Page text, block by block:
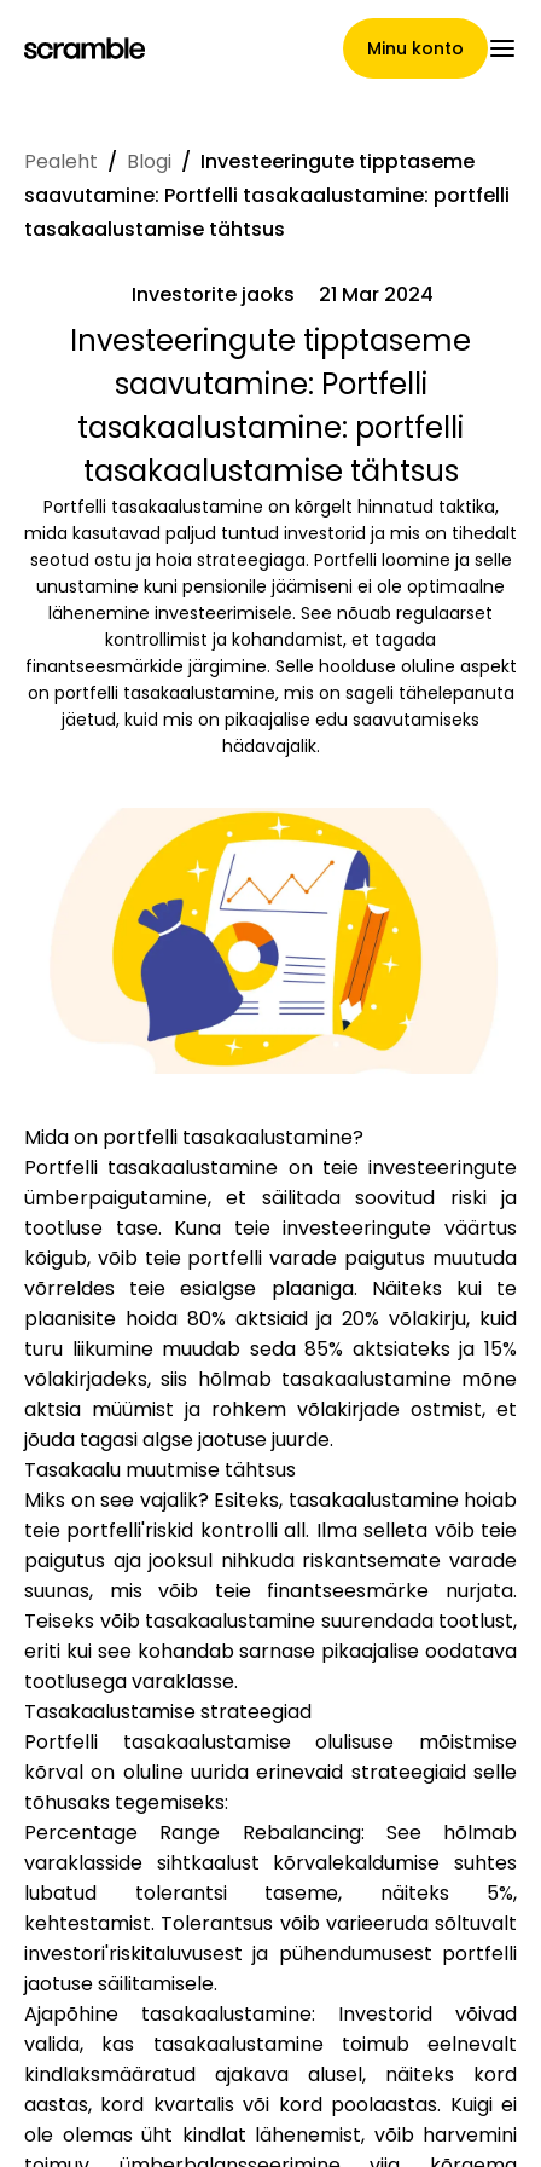
Minu konto
Pealeht
Nõuete loovutamise
tingimused
Brändide galerii
Brändi valik
Kalkulaatorid
Blogi
Võta meiega ühendust
Hankige rahastust
ask@scrambleup.com
+372 712 2955
Pealeht / Blogi / Investeeringute tipptaseme
saavutamine: Portfelli tasakaalustamine: portfelli
tasakaalustamise tähtsus
Investorite jaoks 21 Mar 2024
Investeeringute tipptaseme
saavutamine: Portfelli
tasakaalustamine: portfelli
tasakaalustamise tähtsus
Portfelli tasakaalustamine on kõrgelt hinnatud taktika,
mida kasutavad paljud tuntud investorid ja mis on tihedalt
seotud ostu ja hoia strateegiaga. Portfelli loomine ja selle
unustamine kuni pensionile jäämiseni ei ole optimaalne
lähenemine investeerimisele. See nõuab regulaarset
kontrollimist ja kohandamist, et tagada
finantseesmärkide järgimine. Selle hoolduse oluline aspekt
on portfelli tasakaalustamine, mis on sageli tähelepanuta
jäetud, kuid mis on pikaajalise edu saavutamiseks
hädavajalik.
Mida on portfelli tasakaalustamine?
Portfelli tasakaalustamine on teie investeeringute
ümberpaigutamine, et säilitada soovitud riski ja
tootluse tase. Kuna teie investeeringute väärtus
kõigub, võib teie portfelli varade paigutus muutuda
võrreldes teie esialgse plaaniga. Näiteks kui te
plaanisite hoida 80% aktsiaid ja 20% võlakirju, kuid
turu liikumine muudab seda 85% aktsiateks ja 15%
võlakirjadeks, siis hõlmab tasakaalustamine mõne
aktsia müümist ja rohkem võlakirjade ostmist, et
jõuda tagasi algse jaotuse juurde.
Tasakaalu muutmise tähtsus
Miks on see vajalik? Esiteks, tasakaalustamine hoiab
teie portfelli'riskid kontrolli all. Ilma selleta võib teie
paigutus aja jooksul nihkuda riskantsemate varade
suunas, mis võib teie finantseesmärke nurjata.
Teiseks võib tasakaalustamine suurendada tootlust,
eriti kui see kohandab sarnase pikaajalise oodatava
tootlusega varaklasse.
Tasakaalustamise strateegiad
Portfelli tasakaalustamise olulisuse mõistmise
kõrval on oluline uurida erinevaid strateegiaid selle
tõhusaks tegemiseks:
Percentage Range Rebalancing: See hõlmab
varaklasside sihtkaalust kõrvalekaldumise suhtes
lubatud tolerantsi taseme, näiteks 5%,
kehtestamist. Tolerantsus võib varieeruda sõltuvalt
investori'riskitaluvusest ja pühendumusest portfelli
jaotuse säilitamisele.
Ajapõhine tasakaalustamine: Investorid võivad
valida, kas tasakaalustamine toimub eelnevalt
kindlaksmääratud ajakava alusel, näiteks kord
aastas, kord kvartalis või kord poolaastas. Kuigi ei
ole olemas üht kindlat lähenemist, võib harvemini